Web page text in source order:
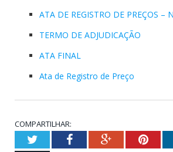
ATA DE REGISTRO DE PREÇOS –
TERMO DE ADJUDICAÇÃO
ATA FINAL
Ata de Registro de Preço
COMPARTILHAR:
TwitterFacebookGoogle+